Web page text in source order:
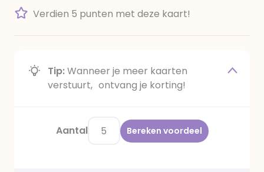
Verdien 5 punten met deze kaart!
Tip:Wanneer je meer kaarten
verstuurt, ontvang je korting!
Aantal Bereken voordeel